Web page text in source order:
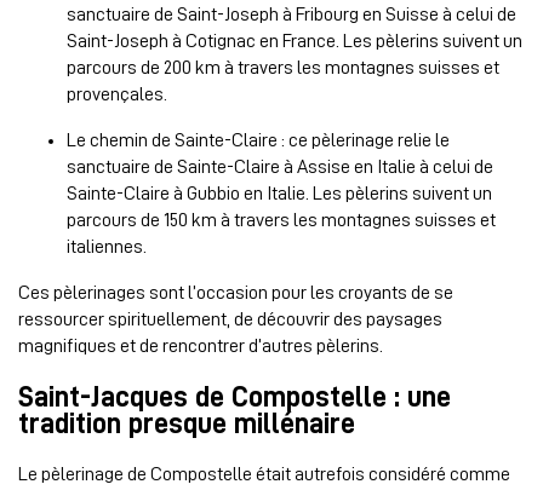
sanctuaire de Saint-Joseph à Fribourg en Suisse à celui de
Saint-Joseph à Cotignac en France. Les pèlerins suivent un
parcours de 200 km à travers les montagnes suisses et
provençales.
Le chemin de Sainte-Claire : ce pèlerinage relie le
sanctuaire de Sainte-Claire à Assise en Italie à celui de
Sainte-Claire à Gubbio en Italie. Les pèlerins suivent un
parcours de 150 km à travers les montagnes suisses et
italiennes.
Ces pèlerinages sont l’occasion pour les croyants de se
ressourcer spirituellement, de découvrir des paysages
magnifiques et de rencontrer d’autres pèlerins.
Saint-Jacques de Compostelle : une
tradition presque millénaire
Le pèlerinage de Compostelle était autrefois considéré comme